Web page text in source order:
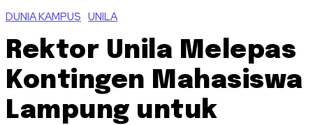
DUNIA KAMPUS UNILA
Rektor Unila Melepas
Kontingen Mahasiswa
Lampung untuk